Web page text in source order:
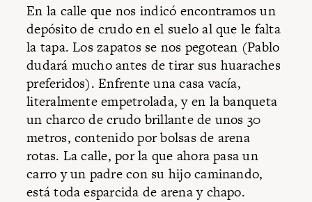
En la calle que nos indicó encontramos un
depósito de crudo en el suelo al que le falta
la tapa. Los zapatos se nos pegotean (Pablo
dudará mucho antes de tirar sus huaraches
preferidos). Enfrente una casa vacía,
literalmente empetrolada, y en la banqueta
un charco de crudo brillante de unos 30
metros, contenido por bolsas de arena
rotas. La calle, por la que ahora pasa un
carro y un padre con su hijo caminando,
está toda esparcida de arena y chapo.